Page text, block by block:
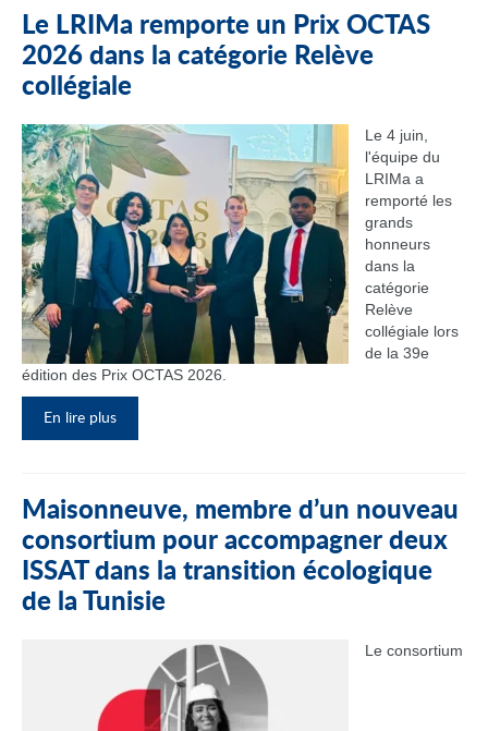
Le LRIMa remporte un Prix OCTAS
2026 dans la catégorie Relève
collégiale
Le 4 juin,
l'équipe du
LRIMa a
remporté les
grands
honneurs
dans la
catégorie
Relève
collégiale lors
de la 39e
édition des Prix OCTAS 2026.
En lire plus
Maisonneuve, membre d’un nouveau
consortium pour accompagner deux
ISSAT dans la transition écologique
de la Tunisie
Le consortium